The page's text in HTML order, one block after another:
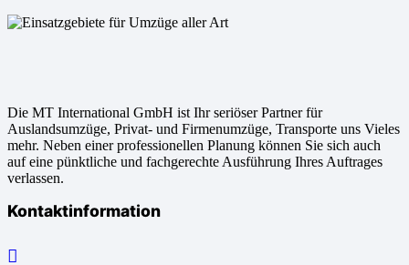
Die MT International GmbH ist Ihr seriöser Partner für
Auslandsumzüge, Privat- und Firmenumzüge, Transporte uns Vieles
mehr. Neben einer professionellen Planung können Sie sich auch
auf eine pünktliche und fachgerechte Ausführung Ihres Auftrages
verlassen.
Kontaktinformation